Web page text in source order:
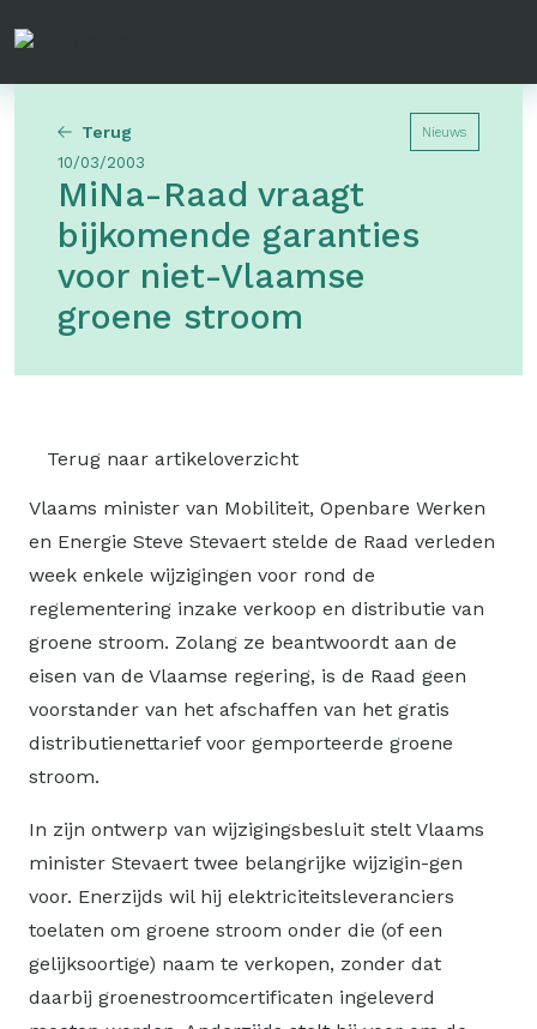
Terug Nieuws
10/03/2003
MiNa-Raad vraagt
bijkomende garanties
voor niet-Vlaamse
groene stroom
Terug naar artikeloverzicht
Vlaams minister van Mobiliteit, Openbare Werken
en Energie Steve Stevaert stelde de Raad verleden
week enkele wijzigingen voor rond de
reglementering inzake verkoop en distributie van
groene stroom. Zolang ze beantwoordt aan de
eisen van de Vlaamse regering, is de Raad geen
voorstander van het afschaffen van het gratis
distributienettarief voor gemporteerde groene
stroom.
In zijn ontwerp van wijzigingsbesluit stelt Vlaams
minister Stevaert twee belangrijke wijzigin-gen
voor. Enerzijds wil hij elektriciteitsleveranciers
toelaten om groene stroom onder die (of een
gelijksoortige) naam te verkopen, zonder dat
daarbij groenestroomcertificaten ingeleverd